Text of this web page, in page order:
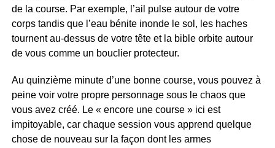
de la course. Par exemple, l’ail pulse autour de votre
corps tandis que l’eau bénite inonde le sol, les haches
tournent au-dessus de votre tête et la bible orbite autour
de vous comme un bouclier protecteur.
Au quinzième minute d’une bonne course, vous pouvez à
peine voir votre propre personnage sous le chaos que
vous avez créé. Le « encore une course » ici est
impitoyable, car chaque session vous apprend quelque
chose de nouveau sur la façon dont les armes